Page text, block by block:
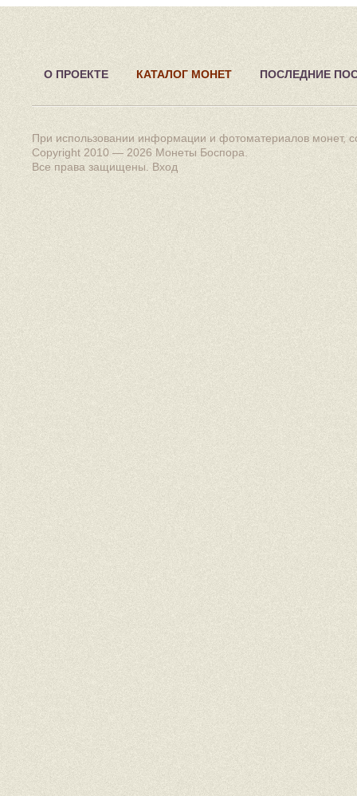
О ПРОЕКТЕ КАТАЛОГ МОНЕТ ПОСЛЕДНИЕ
При использовании информации и фотоматериалов монет,
Copyright 2010 — 2026 Монеты Боспора
Все права защищены. Вход